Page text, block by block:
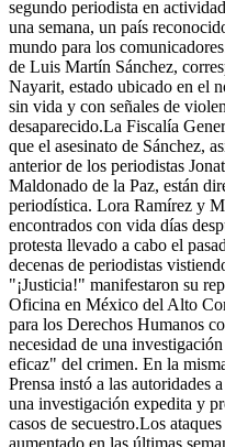
segundo periodista en
una semana, un país
mundo para los
de Luis Martín Sánchez,
Nayarit, estado ubicado en el
sin vida y con señales de
desaparecido.La Fiscalía
que el asesinato de Sánchez,
anterior de los periodistas
Maldonado de la Paz, están
periodística. Lora Ramírez y
encontrados con vida días
protesta llevado a cabo el
decenas de periodistas
"¡Justicia!" manifestaron su
Oficina en México del Alto
para los Derechos Humanos
necesidad de una
eficaz" del crimen. En la
Prensa instó a las autoridades
una investigación expedita y
casos de secuestro.Los
aumentado en las últimas